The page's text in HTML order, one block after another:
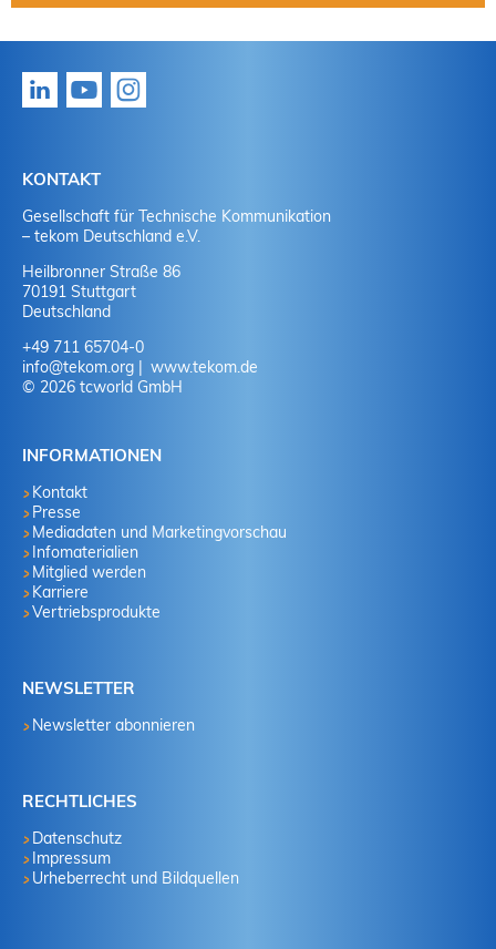
KONTAKT
Gesellschaft für Technische Kommunikation
– tekom Deutschland e.V.
Heilbronner Straße 86
70191 Stuttgart
Deutschland
+49 711 65704-0
info@tekom.org
www.tekom.de
© 2026 tcworld GmbH
INFORMATIONEN
Kontakt
Presse
Mediadaten und Marketingvorschau
Infomaterialien
Mitglied werden
Karriere
Vertriebsprodukte
NEWSLETTER
Newsletter abonnieren
RECHTLICHES
Datenschutz
Impressum
Urheberrecht und Bildquellen